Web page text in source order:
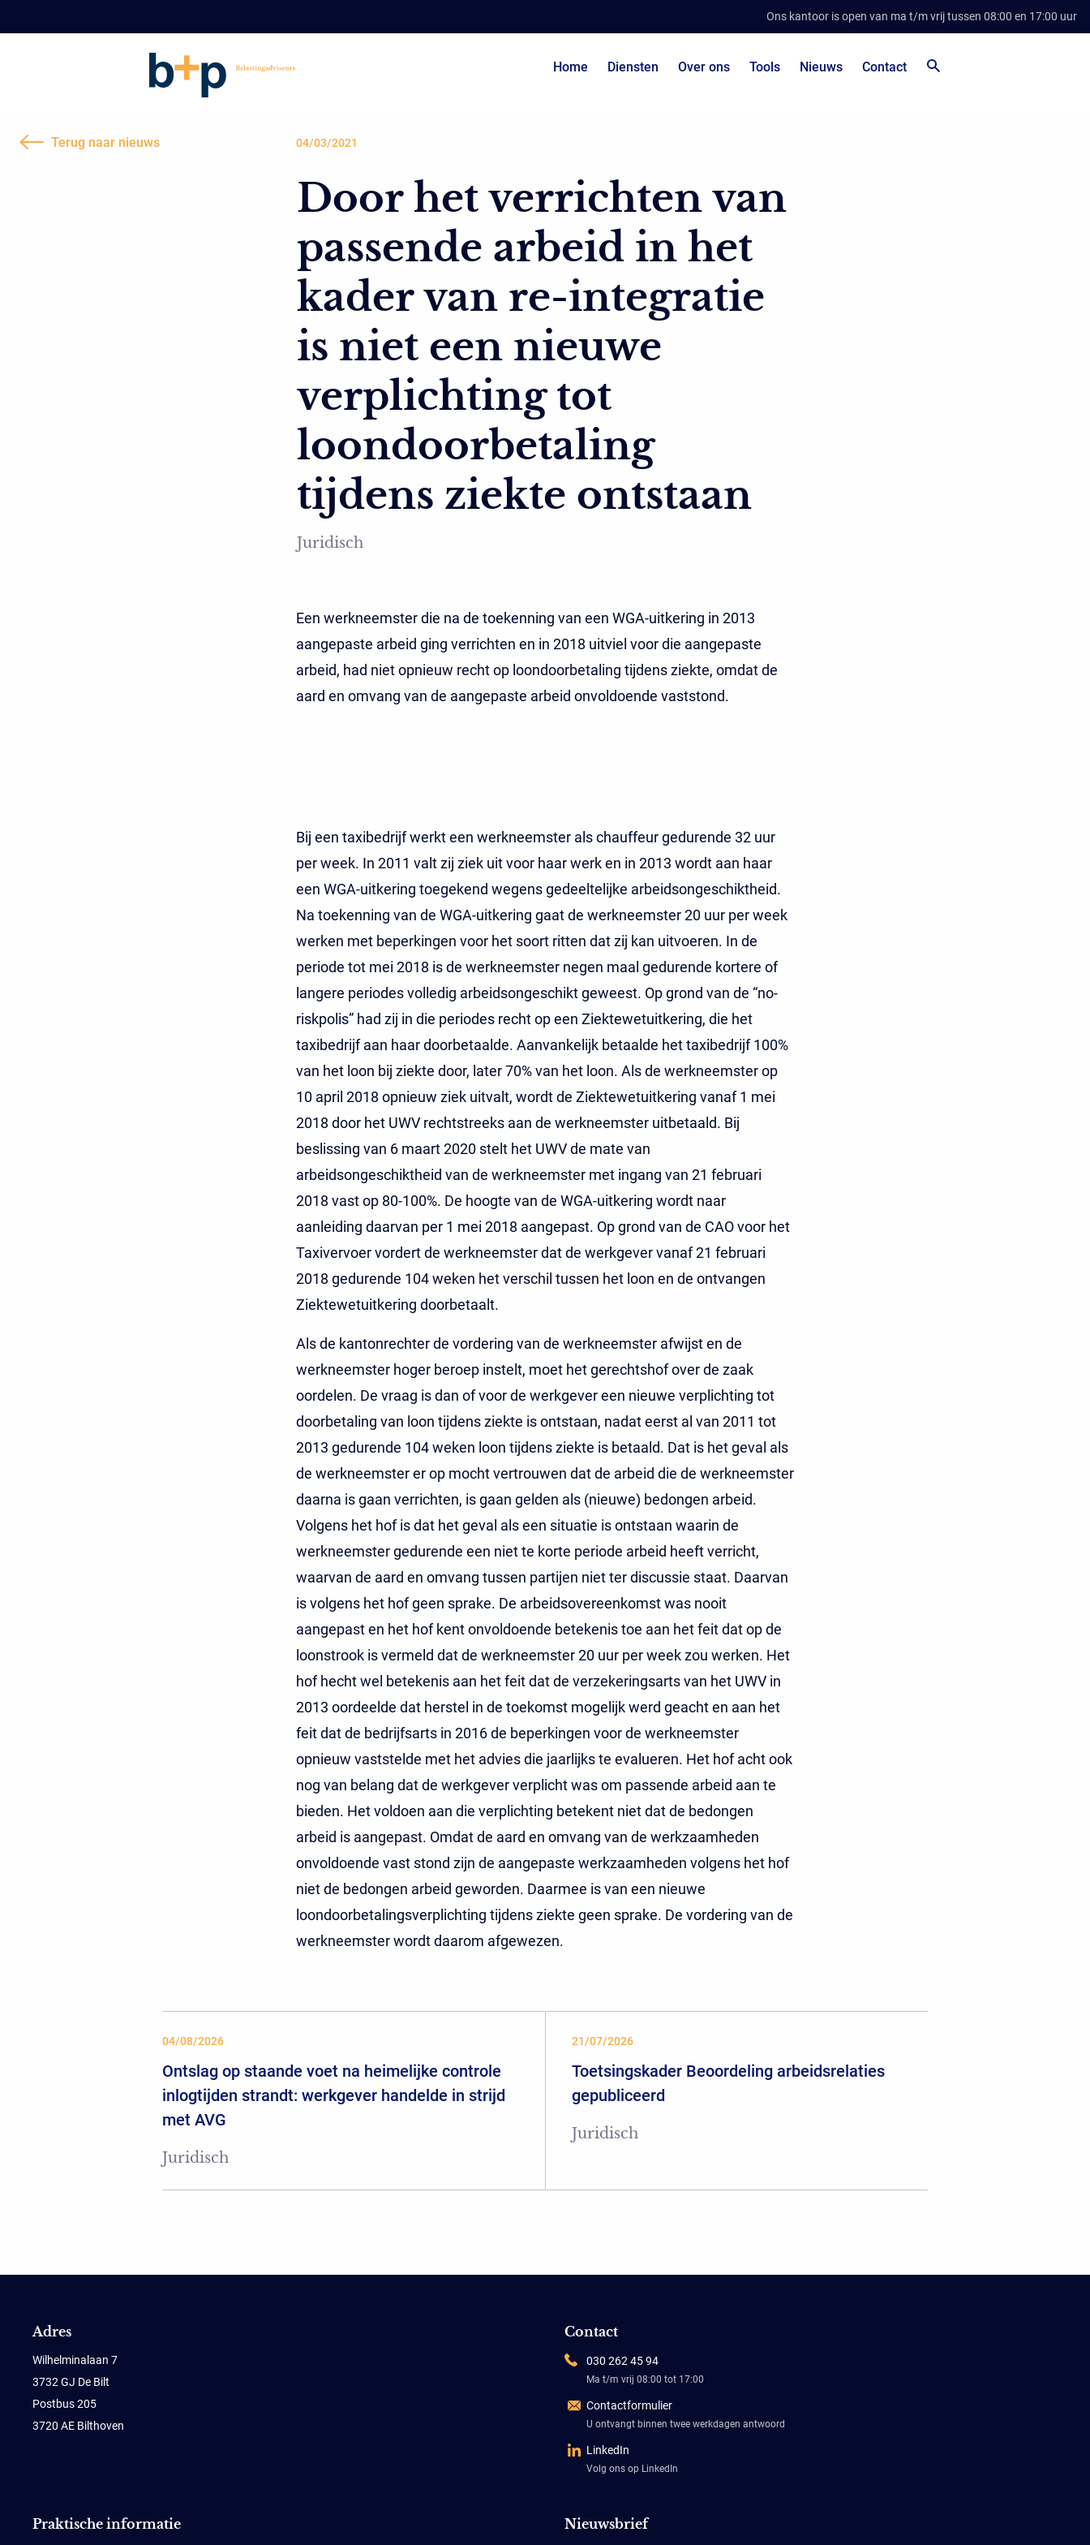
Ons kantoor is open van ma t/m vrij tussen 08:00 en 17:00 uur
Home Diensten Over ons Tools Nieuws Contact
Terug naar nieuws 04/03/2021
Door het verrichten van
passende arbeid in het
kader van re-integratie
is niet een nieuwe
verplichting tot
loondoorbetaling
tijdens ziekte ontstaan
Juridisch
Een werkneemster die na de toekenning van een WGA-uitkering in 2013
aangepaste arbeid ging verrichten en in 2018 uitviel voor die aangepaste
arbeid, had niet opnieuw recht op loondoorbetaling tijdens ziekte, omdat de
aard en omvang van de aangepaste arbeid onvoldoende vaststond.
Bij een taxibedrijf werkt een werkneemster als chauffeur gedurende 32 uur
per week. In 2011 valt zij ziek uit voor haar werk en in 2013 wordt aan haar
een WGA-uitkering toegekend wegens gedeeltelijke arbeidsongeschiktheid.
Na toekenning van de WGA-uitkering gaat de werkneemster 20 uur per week
werken met beperkingen voor het soort ritten dat zij kan uitvoeren. In de
periode tot mei 2018 is de werkneemster negen maal gedurende kortere of
langere periodes volledig arbeidsongeschikt geweest. Op grond van de “no-
riskpolis” had zij in die periodes recht op een Ziektewetuitkering, die het
taxibedrijf aan haar doorbetaalde. Aanvankelijk betaalde het taxibedrijf 100%
van het loon bij ziekte door, later 70% van het loon. Als de werkneemster op
10 april 2018 opnieuw ziek uitvalt, wordt de Ziektewetuitkering vanaf 1 mei
2018 door het UWV rechtstreeks aan de werkneemster uitbetaald. Bij
beslissing van 6 maart 2020 stelt het UWV de mate van
arbeidsongeschiktheid van de werkneemster met ingang van 21 februari
2018 vast op 80-100%. De hoogte van de WGA-uitkering wordt naar
aanleiding daarvan per 1 mei 2018 aangepast. Op grond van de CAO voor het
Taxivervoer vordert de werkneemster dat de werkgever vanaf 21 februari
2018 gedurende 104 weken het verschil tussen het loon en de ontvangen
Ziektewetuitkering doorbetaalt.
Als de kantonrechter de vordering van de werkneemster afwijst en de
werkneemster hoger beroep instelt, moet het gerechtshof over de zaak
oordelen. De vraag is dan of voor de werkgever een nieuwe verplichting tot
doorbetaling van loon tijdens ziekte is ontstaan, nadat eerst al van 2011 tot
2013 gedurende 104 weken loon tijdens ziekte is betaald. Dat is het geval als
de werkneemster er op mocht vertrouwen dat de arbeid die de werkneemster
daarna is gaan verrichten, is gaan gelden als (nieuwe) bedongen arbeid.
Volgens het hof is dat het geval als een situatie is ontstaan waarin de
werkneemster gedurende een niet te korte periode arbeid heeft verricht,
waarvan de aard en omvang tussen partijen niet ter discussie staat. Daarvan
is volgens het hof geen sprake. De arbeidsovereenkomst was nooit
aangepast en het hof kent onvoldoende betekenis toe aan het feit dat op de
loonstrook is vermeld dat de werkneemster 20 uur per week zou werken. Het
hof hecht wel betekenis aan het feit dat de verzekeringsarts van het UWV in
2013 oordeelde dat herstel in de toekomst mogelijk werd geacht en aan het
feit dat de bedrijfsarts in 2016 de beperkingen voor de werkneemster
opnieuw vaststelde met het advies die jaarlijks te evalueren. Het hof acht ook
nog van belang dat de werkgever verplicht was om passende arbeid aan te
bieden. Het voldoen aan die verplichting betekent niet dat de bedongen
arbeid is aangepast. Omdat de aard en omvang van de werkzaamheden
onvoldoende vast stond zijn de aangepaste werkzaamheden volgens het hof
niet de bedongen arbeid geworden. Daarmee is van een nieuwe
loondoorbetalingsverplichting tijdens ziekte geen sprake. De vordering van de
werkneemster wordt daarom afgewezen.
04/08/2026
Ontslag op staande voet na heimelijke controle
inlogtijden strandt: werkgever handelde in strijd
met AVG
Juridisch
21/07/2026
Toetsingskader Beoordeling arbeidsrelaties
gepubliceerd
Juridisch
Adres
Wilhelminalaan 7
3732 GJ De Bilt
Postbus 205
3720 AE Bilthoven
Contact
030 262 45 94
Ma t/m vrij 08:00 tot 17:00
Contactformulier
U ontvangt binnen twee werkdagen antwoord
LinkedIn
Volg ons op LinkedIn
Praktische informatie Nieuwsbrief